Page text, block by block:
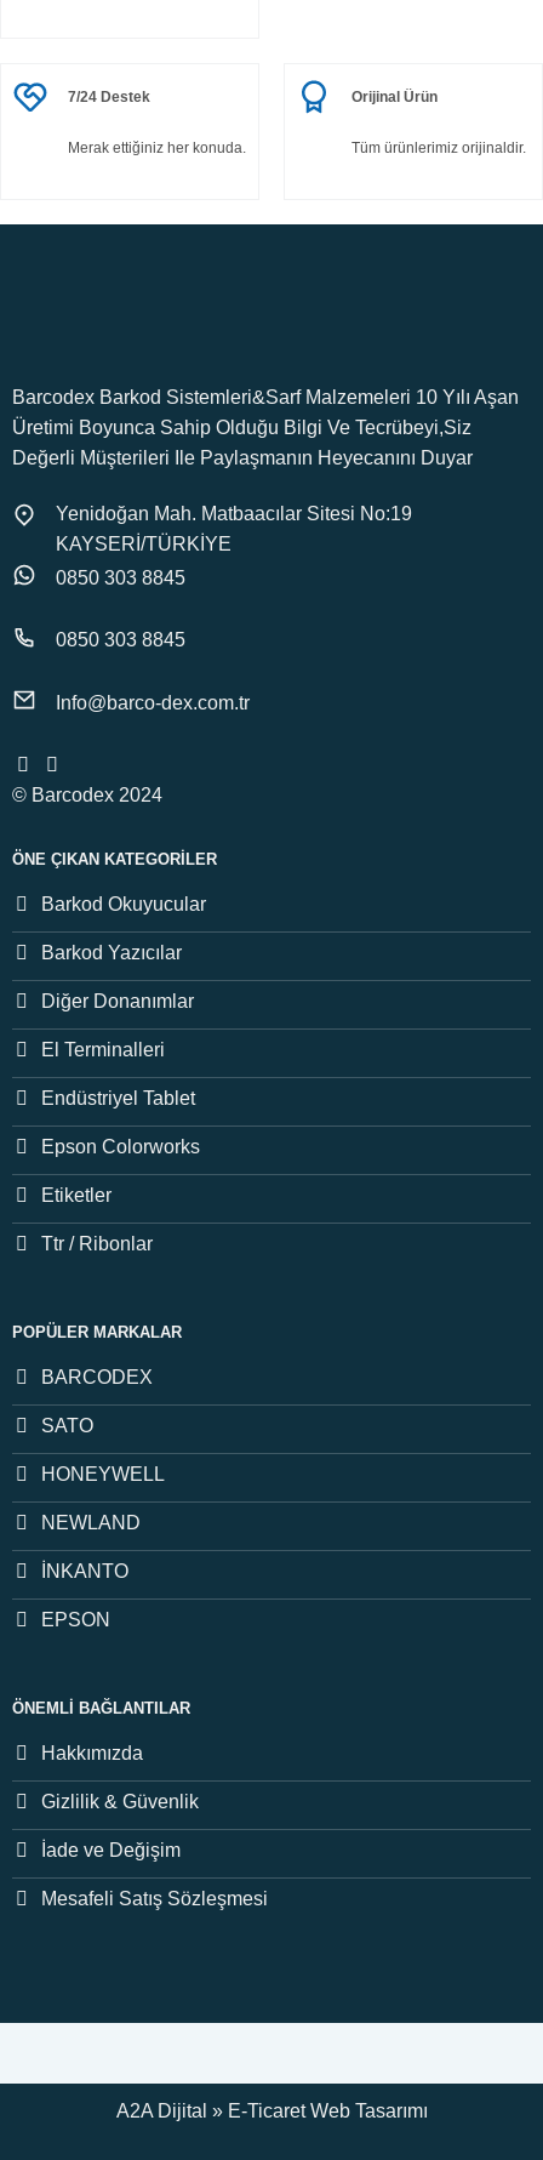
7/24 Destek
Merak ettiğiniz her konuda.
Orijinal Ürün
Tüm ürünlerimiz orijinaldir.
Barcodex Barkod Sistemleri&Sarf Malzemeleri 10 Yılı Aşan
Üretimi Boyunca Sahip Olduğu Bilgi Ve Tecrübeyi,Siz
Değerli Müşterileri Ile Paylaşmanın Heyecanını Duyar
Yenidoğan Mah. Matbaacılar Sitesi No:19
KAYSERİ/TÜRKİYE
0850 303 8845
0850 303 8845
Info@barco-dex.com.tr
© Barcodex 2024
ÖNE ÇIKAN KATEGORILER
Barkod Okuyucular
Barkod Yazıcılar
Diğer Donanımlar
El Terminalleri
Endüstriyel Tablet
Epson Colorworks
Etiketler
Ttr / Ribonlar
POPÜLER MARKALAR
BARCODEX
SATO
HONEYWELL
NEWLAND
İNKANTO
EPSON
ÖNEMLI BAĞLANTILAR
Hakkımızda
Gizlilik & Güvenlik
İade ve Değişim
Mesafeli Satış Sözleşmesi
A2A Dijital » E-TicaretWeb Tasarımı